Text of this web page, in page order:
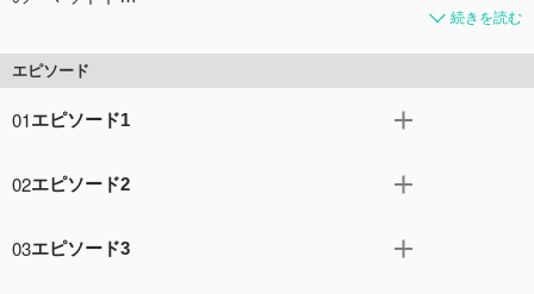
続きを読む
エピソード
01エピソード1
い起こさせるものに出会う。ホワイトハウスへやってきた
コメント16件
02エピソード2
ン。エージェント仲間のジェイソンとシェンメイととも
03エピソード3